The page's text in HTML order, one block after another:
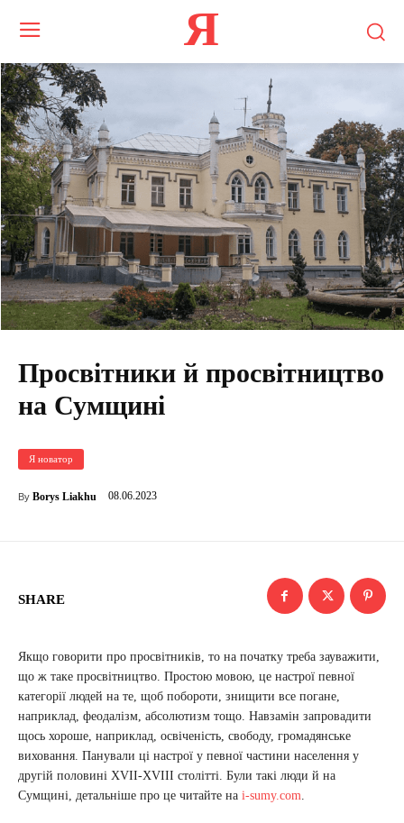
Я
Просвітники й просвітництво
на Сумщині
Я новатор
By Borys Liakhu 08.06.2023
SHARE
Якщо говорити про просвітників, то на початку треба зауважити,
що ж таке просвітництво. Простою мовою, це настрої певної
категорії людей на те, щоб побороти, знищити все погане,
наприклад, феодалізм, абсолютизм тощо. Навзамін запровадити
щось хороше, наприклад, освіченість, свободу, громадянське
виховання. Панували ці настрої у певної частини населення у
другій половині XVII-XVIII столітті. Були такі люди й на
Сумщині, детальніше про це читайте на i-sumy.com.